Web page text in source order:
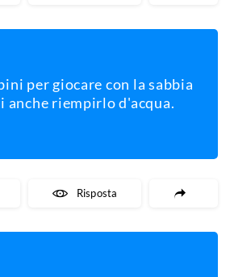
per giocare con la sabbia
anche riempirlo d'acqua.
Mostra La Risposta